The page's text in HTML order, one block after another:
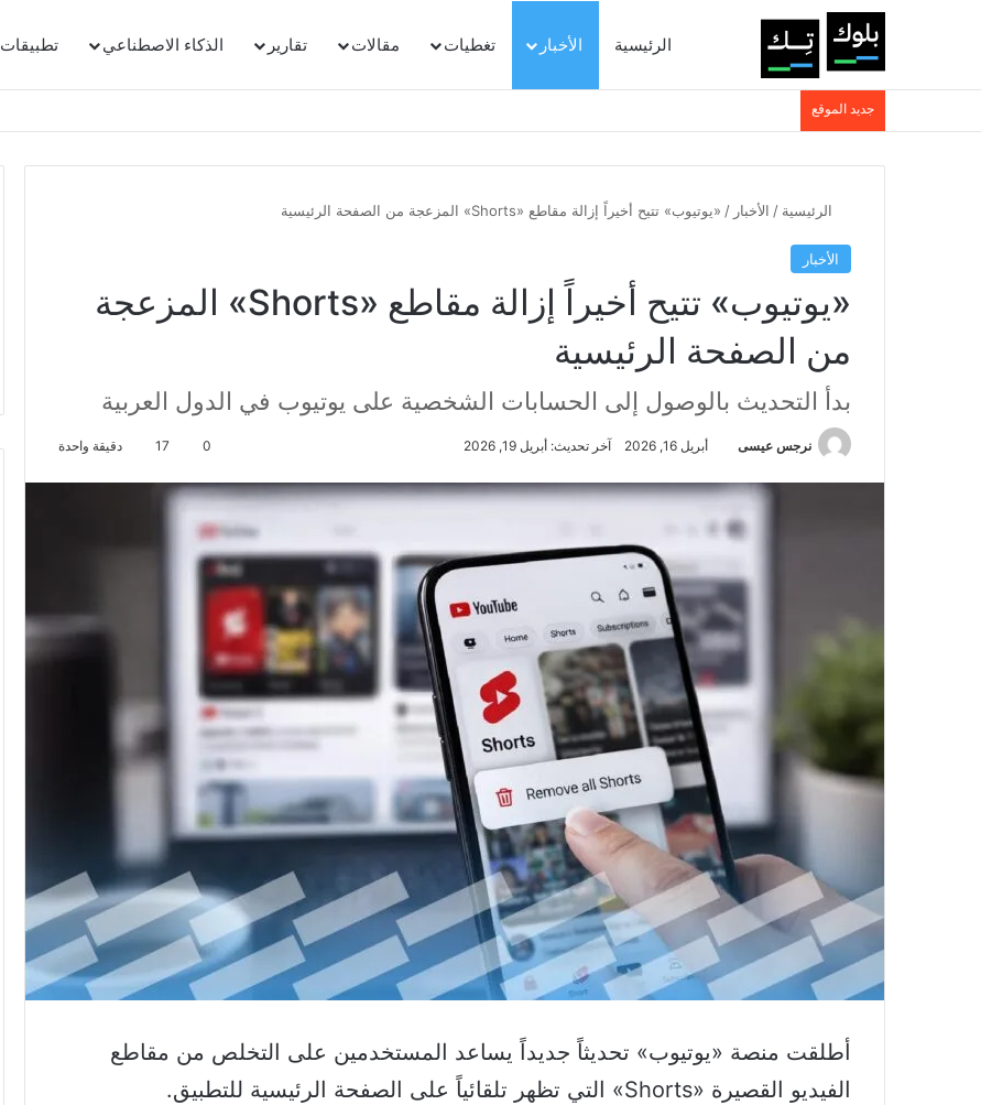
الرئيسية الأخبار تغطيات مقالات تقارير الذكاء الاصطناعي تطبيقات
جديد الموقع
الرئيسية / الأخبار / «يوتيوب» تتيح أخيراً إزالة مقاطع «Shorts» المزعجة من الصفحة الرئيسية
الأخبار
«يوتيوب» تتيح أخيراً إزالة مقاطع «Shorts» المزعجة
من الصفحة الرئيسية
بدأ التحديث بالوصول إلى الحسابات الشخصية على يوتيوب في الدول العربية
نرجس عيسى أبريل 16, 2026 آخر تحديث: أبريل 19, 2026 0
17 دقيقة واحدة
أطلقت منصة «يوتيوب» تحديثاً جديداً يساعد المستخدمين على التخلص من مقاطع
الفيديو القصيرة «Shorts» التي تظهر تلقائياً على الصفحة الرئيسية للتطبيق.